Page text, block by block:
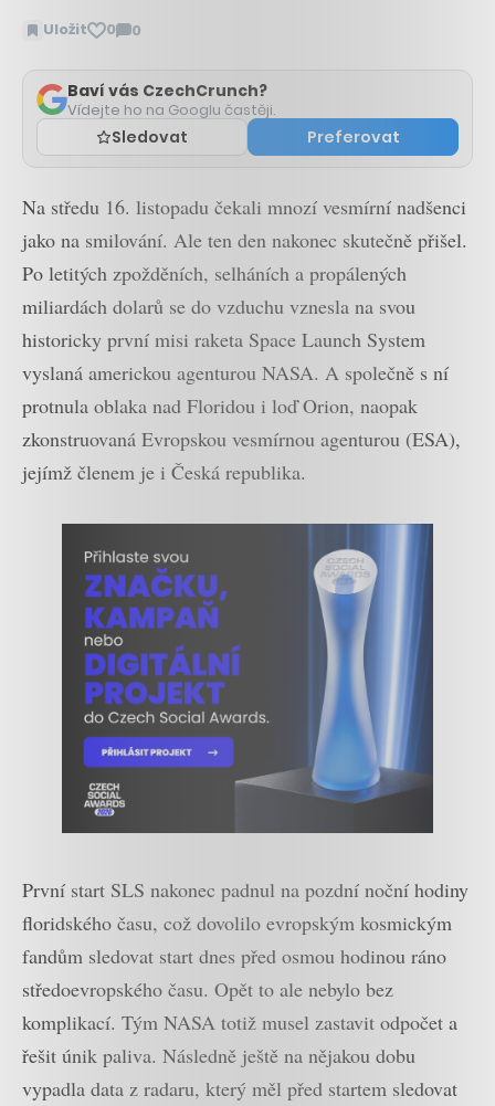
Uložit 0 0
Zobrazit
Baví vás CzechCrunch?
Vídejte ho na Googlu častěji.
Sledovat Preferovat
Na středu 16. listopadu čekali mnozí vesmírní nadšenci
jako na smilování. Ale ten den nakonec skutečně přišel.
Po letitých zpožděních, selháních a propálených
miliardách dolarů se do vzduchu vznesla na svou
historicky první misi raketa Space Launch System
vyslaná americkou agenturou NASA. A společně s ní
protnula oblaka nad Floridou i loď Orion, naopak
zkonstruovaná Evropskou vesmírnou agenturou (ESA),
jejímž členem je i Česká republika.
První start SLS nakonec padnul na pozdní noční hodiny
floridského času, což dovolilo evropským kosmickým
fandům sledovat start dnes před osmou hodinou ráno
středoevropského času. Opět to ale nebylo bez
komplikací. Tým NASA totiž musel zastavit odpočet a
řešit únik paliva. Následně ještě na nějakou dobu
vypadla data z radaru, který měl před startem sledovat